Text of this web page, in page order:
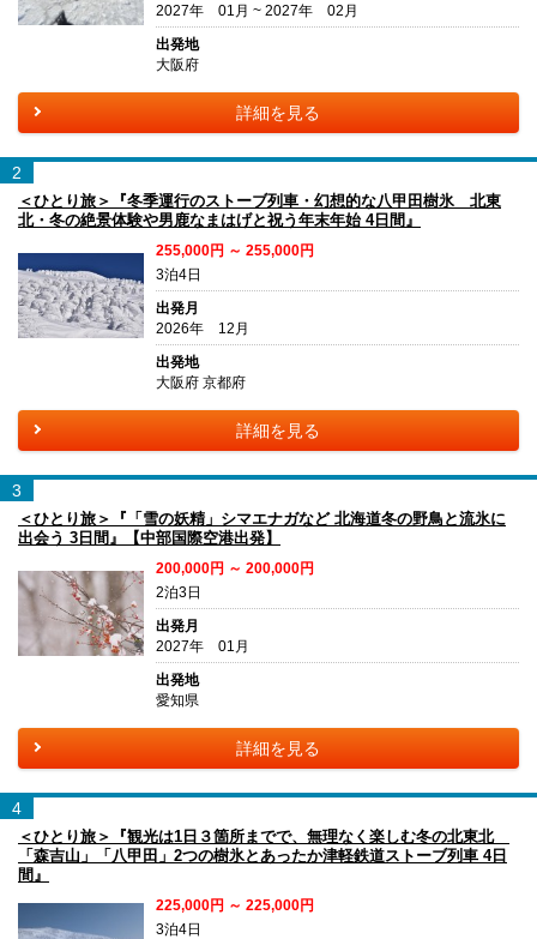
2027年 01月 ~ 2027年 02月
出発地
大阪府
詳細を見る
2
＜ひとり旅＞『冬季運行のストーブ列車・幻想的な八甲田樹氷 北東
北・冬の絶景体験や男鹿なまはげと祝う年末年始 4日間』
255,000円 ～ 255,000円
3泊4日
出発月
2026年 12月
出発地
大阪府 京都府
詳細を見る
3
＜ひとり旅＞『「雪の妖精」シマエナガなど 北海道冬の野鳥と流氷に
出会う 3日間』【中部国際空港出発】
200,000円 ～ 200,000円
2泊3日
出発月
2027年 01月
出発地
愛知県
詳細を見る
4
＜ひとり旅＞『観光は1日３箇所までで、無理なく楽しむ冬の北東北
「森吉山」「八甲田」2つの樹氷とあったか津軽鉄道ストーブ列車 4日
間』
225,000円 ～ 225,000円
3泊4日